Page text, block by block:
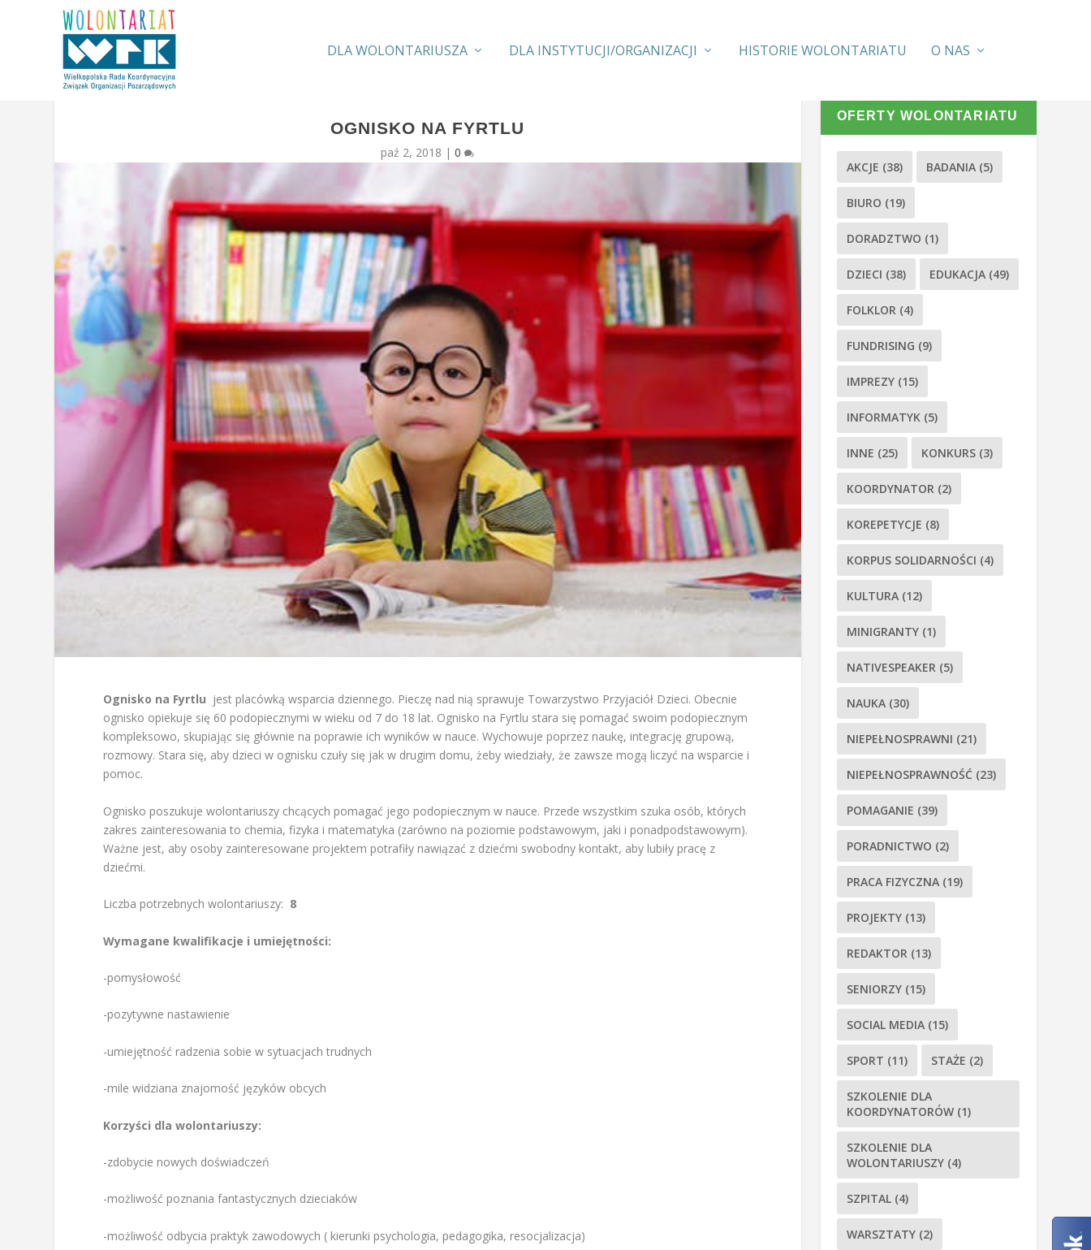
DLA WOLONTARIUSZA DLA INSTYTUCJI/ORGANIZACJI HISTORIE WOLONTARIATU O NAS
OGNISKO NA FYRTLU
paź 2, 2018 |0
Ognisko na Fyrtlu jest placówką wsparcia dziennego. Pieczę nad nią sprawuje Towarzystwo Przyjaciół Dzieci. Obecnie
ognisko opiekuje się 60 podopiecznymi w wieku od 7 do 18 lat. Ognisko na Fyrtlu stara się pomagać swoim podopiecznym
kompleksowo, skupiając się głównie na poprawie ich wyników w nauce. Wychowuje poprzez naukę, integrację grupową,
rozmowy. Stara się, aby dzieci w ognisku czuły się jak w drugim domu, żeby wiedziały, że zawsze mogą liczyć na wsparcie i
pomoc.
Ognisko poszukuje wolontariuszy chcących pomagać jego podopiecznym w nauce. Przede wszystkim szuka osób, których
zakres zainteresowania to chemia, fizyka i matematyka (zarówno na poziomie podstawowym, jaki i ponadpodstawowym).
Ważne jest, aby osoby zainteresowane projektem potrafiły nawiązać z dziećmi swobodny kontakt, aby lubiły pracę z
dziećmi.
Liczba potrzebnych wolontariuszy: 8
Wymagane kwalifikacje i umiejętności:
-pomysłowość
-pozytywne nastawienie
-umiejętność radzenia sobie w sytuacjach trudnych
-mile widziana znajomość języków obcych
Korzyści dla wolontariuszy:
-zdobycie nowych doświadczeń
-możliwość poznania fantastycznych dzieciaków
-możliwość odbycia praktyk zawodowych ( kierunki psychologia, pedagogika, resocjalizacja)
OFERTY WOLONTARIATU
AKCJE (38) BADANIA(5)
BIURO (19)
DORADZTWO (1)
DZIECI (38) EDUKACJA(49)
FOLKLOR(4)
FUNDRISING (9)
IMPREZY(15)
INFORMATYK(5)
INNE (25) KONKURS(3)
KOORDYNATOR(2)
KOREPETYCJE (8)
KORPUS SOLIDARNOŚCI (4)
KULTURA(12)
MINIGRANTY(1)
NATIVESPEAKER(5)
NAUKA(30)
NIEPEŁNOSPRAWNI (21)
NIEPEŁNOSPRAWNOŚĆ(23)
POMAGANIE (39)
PORADNICTWO (2)
PRACA FIZYCZNA(19)
PROJEKTY(13)
REDAKTOR(13)
SENIORZY(15)
SOCIAL MEDIA(15)
SPORT (11) STAŻE (2)
SZKOLENIE DLA
KOORDYNATORÓW(1)
SZKOLENIE DLA
WOLONTARIUSZY(4)
SZPITAL(4)
WARSZTATY(2)